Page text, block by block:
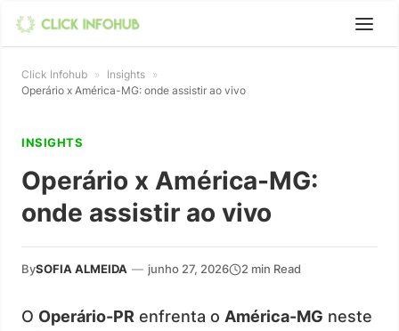
Click Infohub » Insights »
Operário x América-MG: onde assistir ao vivo
INSIGHTS
Operário x América-MG:
onde assistir ao vivo
BySOFIA ALMEIDA — junho 27, 2026 2 min Read
O Operário-PR enfrenta o América-MG neste